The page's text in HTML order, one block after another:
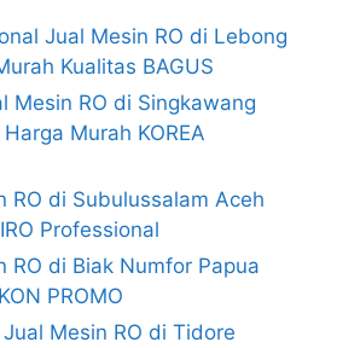
Jual Mesin RO di Lebong
Kualitas BAGUS
Mesin RO di Singkawang
Murah KOREA
RO di Subulussalam Aceh
Professional
RO di Biak Numfor Papua
PROMO
Mesin RO di Tidore